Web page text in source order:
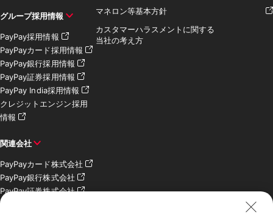
グループ採用情報
PayPay採用情報
PayPayカード採用情報
PayPay銀行採用情報
PayPay証券採用情報
PayPay India採用情報
クレジットエンジン採用
情報
関連会社
PayPayカード株式会社
PayPay銀行株式会社
PayPay証券株式会社
PayPay SC株式会社
マネロン等基本方針
カスタマーハラスメントに関する
当社の考え方